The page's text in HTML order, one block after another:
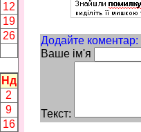
12
19
26
Нд
2
9
16
Додайте коментар:
Ваше ім'я
Текст: